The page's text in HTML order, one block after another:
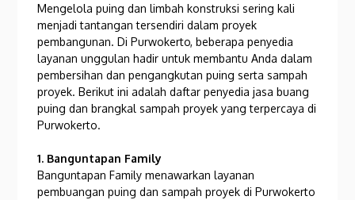
Mengelola puing dan limbah konstruksi sering kali
menjadi tantangan tersendiri dalam proyek
pembangunan. Di Purwokerto, beberapa penyedia
layanan unggulan hadir untuk membantu Anda dalam
pembersihan dan pengangkutan puing serta sampah
proyek. Berikut ini adalah daftar penyedia jasa buang
puing dan brangkal sampah proyek yang terpercaya di
Purwokerto.
1. Banguntapan Family
Banguntapan Family menawarkan layanan
pembuangan puing dan sampah proyek di Purwokerto